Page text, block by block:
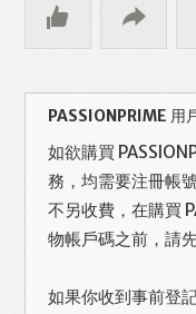
PASSIONPRIME 用
如欲購買
務，均需要注冊帳
不另收費，在購買
物帳戶碼之前，請
如果你收到事前登